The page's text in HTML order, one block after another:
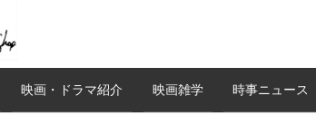
映画・ドラマ紹介 映画雑学 時事ニュース